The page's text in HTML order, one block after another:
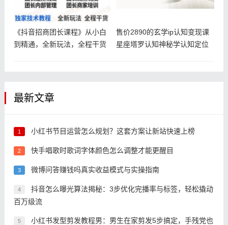
《抖音招商团长课程》从小白
到精通，全新玩法，全程干货
售价2890的玄学ip认知变现课
星座塔罗认知神秘学认知定位
最新文章
1 小红书节目运营怎么规划？这套方案让新站快速上榜
2 快手唱歌时歌词字体颜色怎么调整才能更醒目
3 微博问答赚钱吗真实收益模式与实操指南
4
抖音怎么曝光算法揭秘：3步优化完播率与标签，轻松撬动
百万级流
5
小红书发型剪发教程男：男生在家剪发5步搞定，手残党也